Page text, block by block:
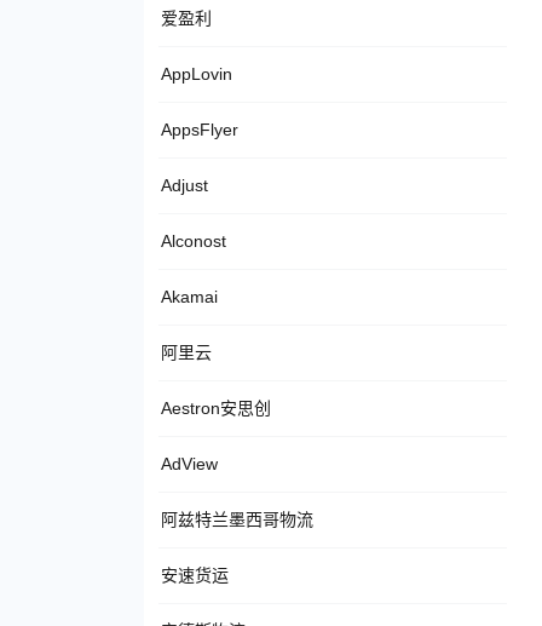
爱盈利
AppLovin
AppsFlyer
Adjust
Alconost
Akamai
阿里云
Aestron安思创
AdView
阿兹特兰墨西哥物流
安速货运